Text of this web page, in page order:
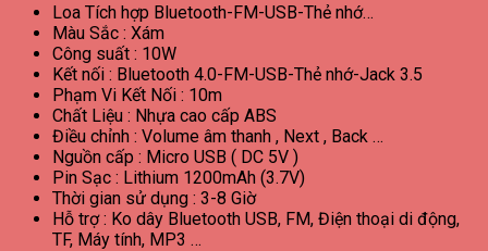
Loa Tích hợp Bluetooth-FM-USB-Thẻ nhớ…
Màu Sắc : Xám
Công suất : 10W
Kết nối : Bluetooth 4.0-FM-USB-Thẻ nhớ-Jack 3.5
Phạm Vi Kết Nối : 10m
Chất Liệu : Nhựa cao cấp ABS
Điều chỉnh : Volume âm thanh , Next , Back …
Nguồn cấp : Micro USB ( DC 5V )
Pin Sạc : Lithium 1200mAh (3.7V)
Thời gian sử dụng : 3-8 Giờ
Hỗ trợ : Ko dây Bluetooth USB, FM, Điện thoại di động,
TF, Máy tính, MP3 …